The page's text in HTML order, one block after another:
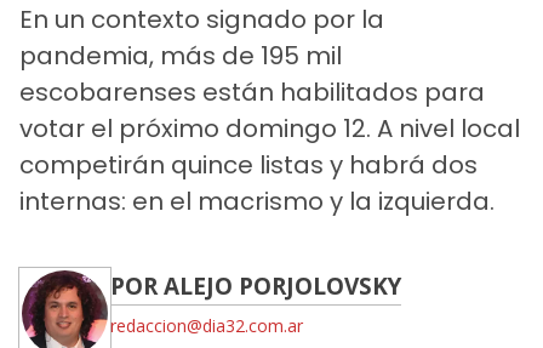
En un contexto signado por la
pandemia, más de 195 mil
escobarenses están habilitados para
votar el próximo domingo 12. A nivel local
competirán quince listas y habrá dos
internas: en el macrismo y la izquierda.
POR ALEJO PORJOLOVSKY
redaccion@dia32.com.ar